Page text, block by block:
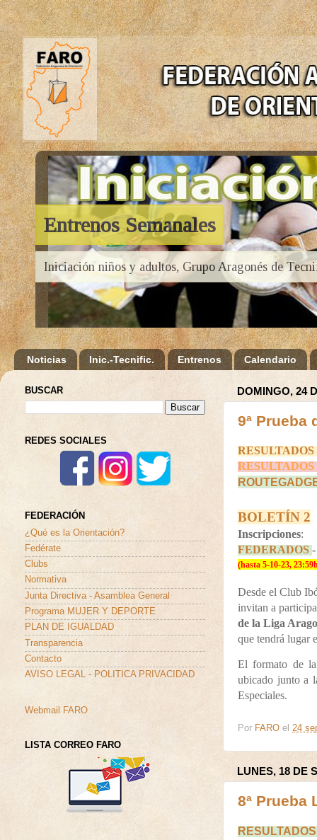
Entrenos Semanales
Iniciación niños y adultos, Grupo Aragonés de
Noticias Inic.-Tecnific. Entrenos Calendario
DOMINGO, 24
9ª Prueba
RESULTADOS
BOLETÍN 2
Inscripciones:
FEDERADOS
(hasta 5-10-23,
Desde el Club
invitan a
de la Liga
que tendrá lugar
El formato de
ubicado junto a
Especiales.
Por FARO el 24
LUNES, 18 DE
8ª Prueba
BUSCAR
REDES SOCIALES
FEDERACIÓN
¿Qué es la Orientación?
Fedérate
Clubs
Normativa
Junta Directiva - Asamblea General
Programa MUJER Y DEPORTE
PLAN DE IGUALDAD
Transparencia
Contacto
AVISO LEGAL - POLITICA PRIVACIDAD
Webmail FARO
LISTA CORREO FARO